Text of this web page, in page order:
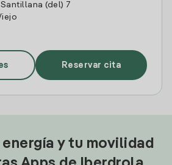
(del) 7
Reservar cita
y tu movilidad